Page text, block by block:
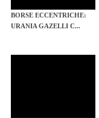
BORSE ECCENTRICHE:
URANIA GAZELLI C...